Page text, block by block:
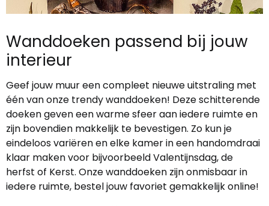
Wanddoeken passend bij jouw
interieur
Geef jouw muur een compleet nieuwe uitstraling met
één van onze trendy wanddoeken! Deze schitterende
doeken geven een warme sfeer aan iedere ruimte en
zijn bovendien makkelijk te bevestigen. Zo kun je
eindeloos variëren en elke kamer in een handomdraai
klaar maken voor bijvoorbeeld Valentijnsdag, de
herfst of Kerst. Onze wanddoeken zijn onmisbaar in
iedere ruimte, bestel jouw favoriet gemakkelijk online!